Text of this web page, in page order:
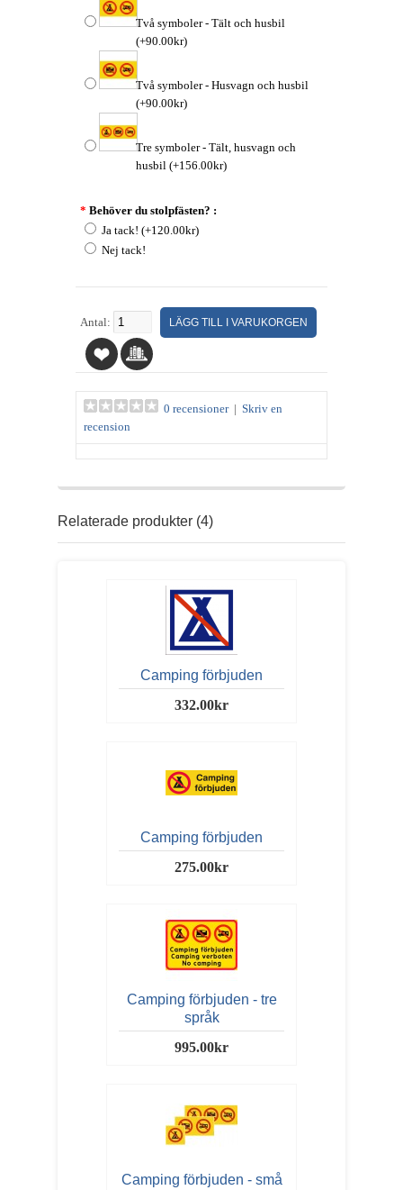
Två symboler - Tält och husbil
(+90.00kr)
Två symboler - Husvagn och husbil
(+90.00kr)
Tre symboler - Tält, husvagn och
husbil (+156.00kr)
* Behöver du stolpfästen? :
Ja tack! (+120.00kr)
Nej tack!
Antal:
0 recensioner| Skriv en
recension
Relaterade produkter (4)
Camping förbjuden
332.00kr
Camping förbjuden
275.00kr
Camping förbjuden - tre
språk
995.00kr
Camping förbjuden - små